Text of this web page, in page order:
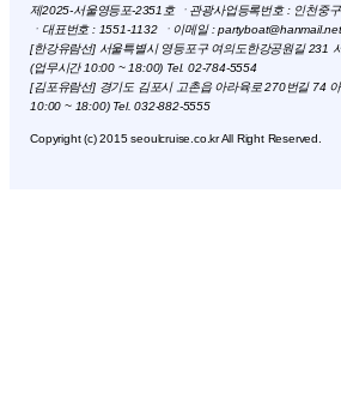
제2025-서울영등포-2351호 ㆍ관광사업등록번호 : 인천중
ㆍ대표번호 : 1551-1132 ㆍ이메일 : partyboat@hanmail.net
[한강유람선] 서울특별시 영등포구 여의도한강공원길 231
(업무시간 10:00 ~ 18:00) Tel. 02-784-5554
[김포유람선] 경기도 김포시 고촌읍 아라육로 270번길 74
10:00 ~ 18:00) Tel. 032-882-5555
Copyright (c) 2015 seoulcruise.co.kr All Right Reserved.